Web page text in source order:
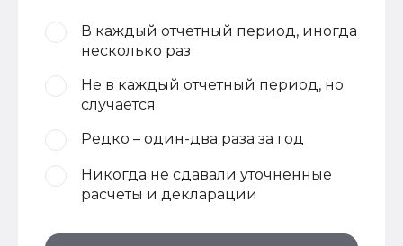
В каждый отчетный период, иногда
несколько раз
Не в каждый отчетный период, но
случается
Редко – один-два раза за год
Никогда не сдавали уточненные
расчеты и декларации